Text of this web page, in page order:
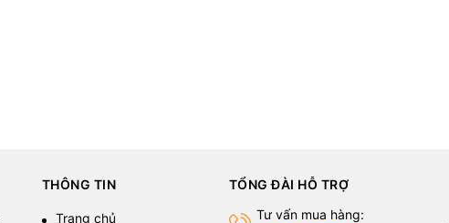
THÔNG TIN
Trang chủ
TỔNG ĐÀI HỖ TRỢ
Tư vấn mua hàng: